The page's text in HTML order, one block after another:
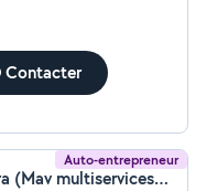
Contacter
Auto-entrepreneur
Nitaël Mavoungou-tirera (Mav multiservices44)